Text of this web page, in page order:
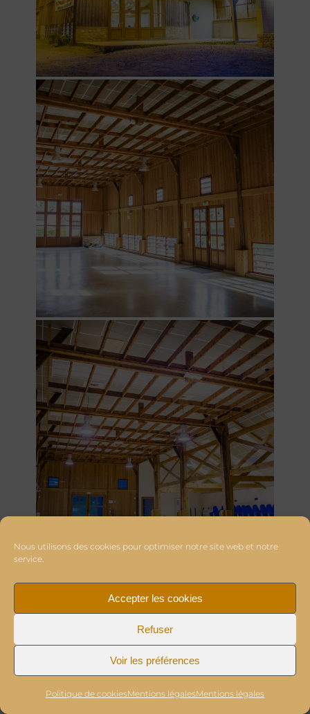
Nous utilisons des cookies pour optimiser notre site web et notre
service.
Accepter les cookies
Refuser
Voir les préférences
Politique de cookiesMentions légalesMentions légales